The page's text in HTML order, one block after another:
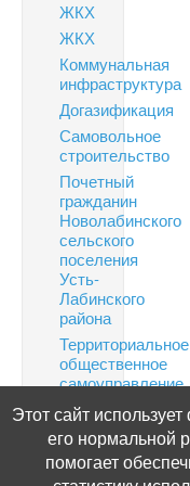
ЖКХ
ЖКХ
Коммунальная
инфраструктура
Догазификация
Самовольное
строительство
Почетный
гражданин
Новолабинского
сельского
поселения
Усть-
Лабинского
района
Территориальное
общественное
самоуправление
Финансовая
грамотность
Информация
по
Этот сайт
его нормальной
помогает